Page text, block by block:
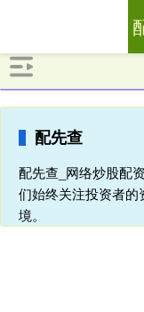
配先查
配先查_网络炒股配
们始终关注投资者
境。